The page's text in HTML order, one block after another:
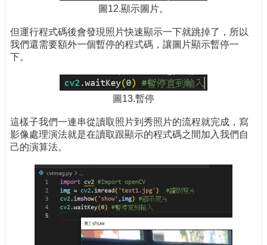
圖12.顯示圖片。
但運行程式碼後會發現照片快速顯示一下就跳掉了，所以
我們還需要額外一個暫停的程式碼，讓圖片顯示暫停一
下。
圖13.暫停
這樣子我們一連串從讀取照片到秀照片的流程就完成，寫
影像處理演法就是在讀取跟顯示的程式碼之間加入我們自
己的演算法。